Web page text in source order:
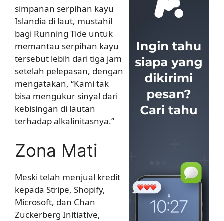
simpanan serpihan kayu
Islandia di laut, mustahil
bagi Running Tide untuk
memantau serpihan kayu
tersebut lebih dari tiga jam
setelah pelepasan, dengan
mengatakan, “Kami tak
bisa mengukur sinyal dari
kebisingan di lautan
terhadap alkalinitasnya.”
Zona Mati
Meski telah menjual kredit
kepada Stripe, Shopify,
Microsoft, dan Chan
Zuckerberg Initiative,